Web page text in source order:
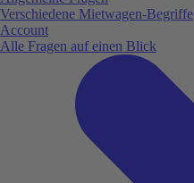
Verschiedene Mietwagen-Begriffe
Account
Alle Fragen auf einen Blick